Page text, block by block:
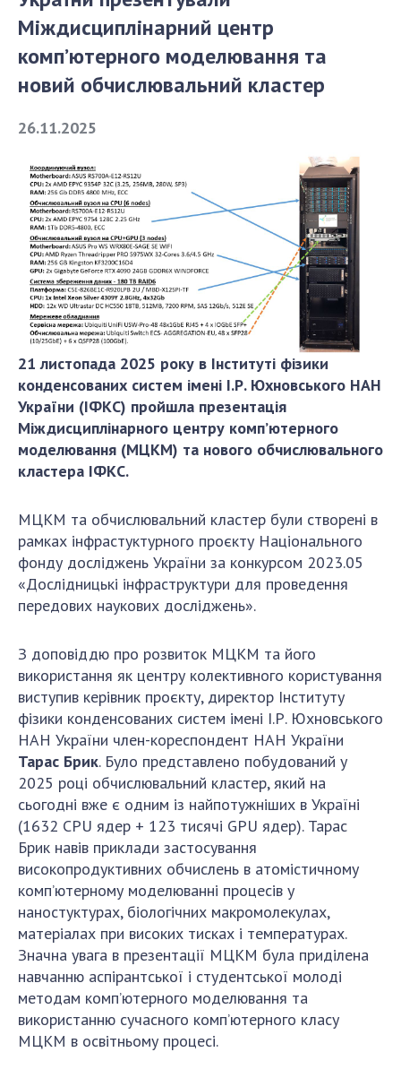
СТРУКТУРА
Апарат Президії
Секція фізико-технічних і математичних
наук
Секція хімічних і біологічних наук
Секція суспільних і гуманітарних наук
Установи при Президії
Ради, комітети та комісії
Наукові центри МОН та НАН України
Громадські організації
ДІЯЛЬНІСТЬ
Засідання Президії НАН України
Річні звіти НАН України
Річні фінансові звіти НАН України
Наукові публікації та видавнича діяльність
Охорона прав інтелектуальної власності та
трансфер технологій в наукових установах
Наукові об'єкти, що становлять національне
надбання
Центри колективного користування
науковими приладами НАН України
Оцінювання ефективності діяльності
наукових установ
Конкурси наукових досліджень НАН України
Відкрита наука в НАН України
Підготовка наукових кадрів
Робота з молоддю
МІЖНАРОДНЕ СПІВРОБІТНИЦТВО
Членство в міжнародних організаціях
Міжнародні угоди
Міжнародні програми та конкурси
ДОКУМЕНТИ
Міждисциплінарний центр
комп’ютерного моделювання та
новий обчислювальний кластер
26.11.2025
21 листопада 2025 року в Інституті фізики
конденсованих систем імені І.Р. Юхновського НАН
України (ІФКС) пройшла презентація
Міждисциплінарного центру комп’ютерного
моделювання (МЦКМ) та нового обчислювального
кластера ІФКС.
МЦКМ та обчислювальний кластер були створені в
рамках інфрастуктурного проєкту Національного
фонду досліджень України за конкурсом 2023.05
«Дослідницькі інфраструктури для проведення
передових наукових досліджень».
З доповіддю про розвиток МЦКМ та його
використання як центру колективного користування
виступив керівник проєкту, директор Інституту
фізики конденсованих систем імені І.Р. Юхновського
НАН України член-кореспондент НАН України
Тарас Брик. Було представлено побудований у
2025 році обчислювальний кластер, який на
сьогодні вже є одним із найпотужніших в Україні
(1632 CPU ядер + 123 тисячі GPU ядер). Тарас
Брик навів приклади застосування
високопродуктивних обчислень в атомістичному
комп’ютерному моделюванні процесів у
наностуктурах, біологічних макромолекулах,
матеріалах при високих тисках і температурах.
Значна увага в презентації МЦКМ була приділена
навчанню аспірантської і студентської молоді
методам комп’ютерного моделювання та
використанню сучасного комп’ютерного класу
МЦКМ в освітньому процесі.